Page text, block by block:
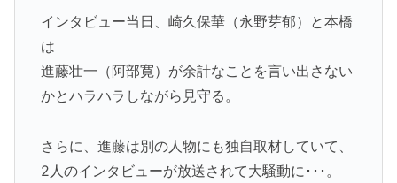
インタビュー当日、崎久保華（永野芽郁）と本橋
は
進藤壮一（阿部寛）が余計なことを言い出さない
かとハラハラしながら見守る。
さらに、進藤は別の人物にも独自取材していて、
2人のインタビューが放送されて大騒動に･･･。